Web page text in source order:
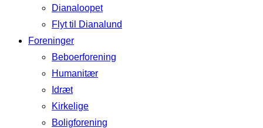
Dianaloopet
Flyt til Dianalund
Foreninger
Beboerforening
Humanitær
Idræt
Kirkelige
Boligforening